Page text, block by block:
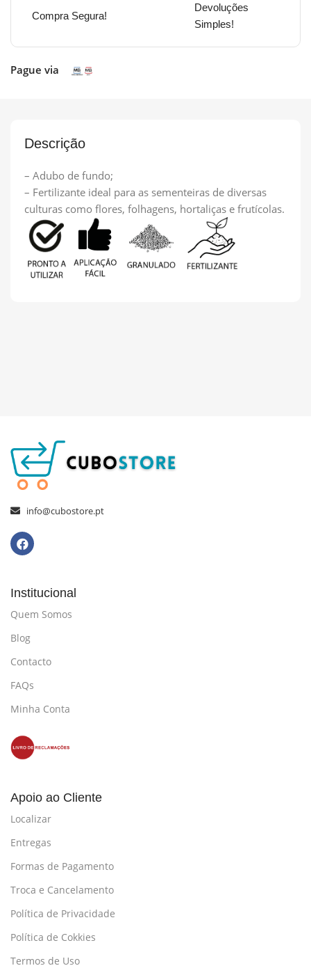
Compra Segura!
Devoluções
Simples!
Pague via
Descrição
– Adubo de fundo;
– Fertilizante ideal para as sementeiras de diversas
culturas como flores, folhagens, hortaliças e frutícolas.
info@cubostore.pt
Institucional
Quem Somos
Blog
Contacto
FAQs
Minha Conta
Apoio ao Cliente
Localizar
Entregas
Formas de Pagamento
Troca e Cancelamento
Política de Privacidade
Política de Cokkies
Termos de Uso